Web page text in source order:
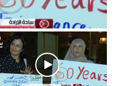
.وقفة احتجاجية رمزية
الأحد 5 مايو 2019